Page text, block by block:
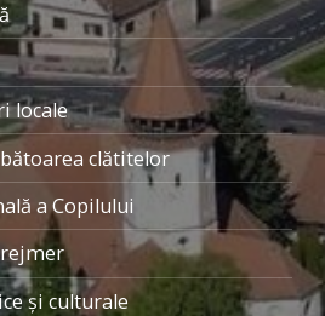
locale
clătitelor
a Copilului
şi culturale